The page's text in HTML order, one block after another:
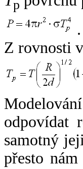
p
.
Z rovnosti
odpovídat
samotný
přesto